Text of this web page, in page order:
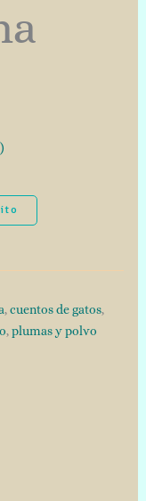
,cuentos de gatos,
,plumas y polvo